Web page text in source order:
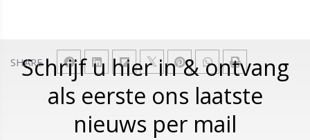
SHARE
Schrijf u hier in & ontvang
als eerste ons laatste
nieuws per mail